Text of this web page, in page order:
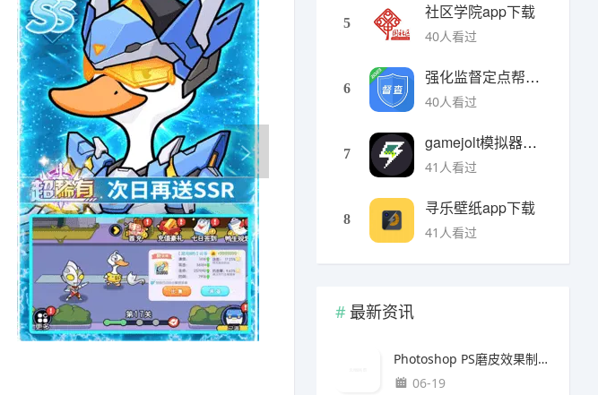
5
社区学院app下载
40人看过
6
强化监督定点帮扶下载
40人看过
7
gamejolt模拟器下载
41人看过
8
寻乐壁纸app下载
41人看过
最新资讯
Photoshop PS磨皮效果制作教程（人像修图与电商美化实战指南）
06-19